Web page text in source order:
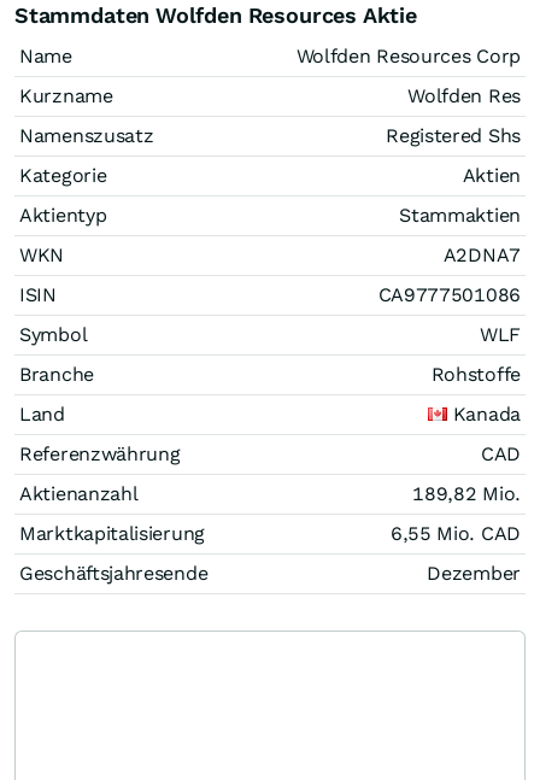
Stammdaten Wolfden Resources Aktie
Name
Wolfden Resources Corp
Kurzname
Wolfden Res
Namenszusatz
Registered Shs
Kategorie
Aktien
Aktientyp
Stammaktien
WKN
A2DNA7
ISIN
CA9777501086
Symbol
WLF
Branche
Rohstoffe
Land
Kanada
Referenzwährung
CAD
Aktienanzahl
189,82 Mio.
Marktkapitalisierung
6,55 Mio. CAD
Geschäftsjahresende
Dezember